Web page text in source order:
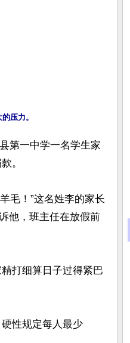
第一中学一名学生家
。
毛！”这名姓李的家长
他，班主任在放假前
打细算日子过得紧巴
性规定每人最少